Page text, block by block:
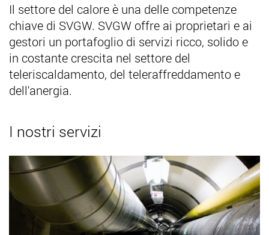
Il settore del calore è una delle competenze
chiave di SVGW. SVGW offre ai proprietari e ai
gestori un portafoglio di servizi ricco, solido e
in costante crescita nel settore del
teleriscaldamento, del teleraffreddamento e
dell'anergia.
I nostri servizi